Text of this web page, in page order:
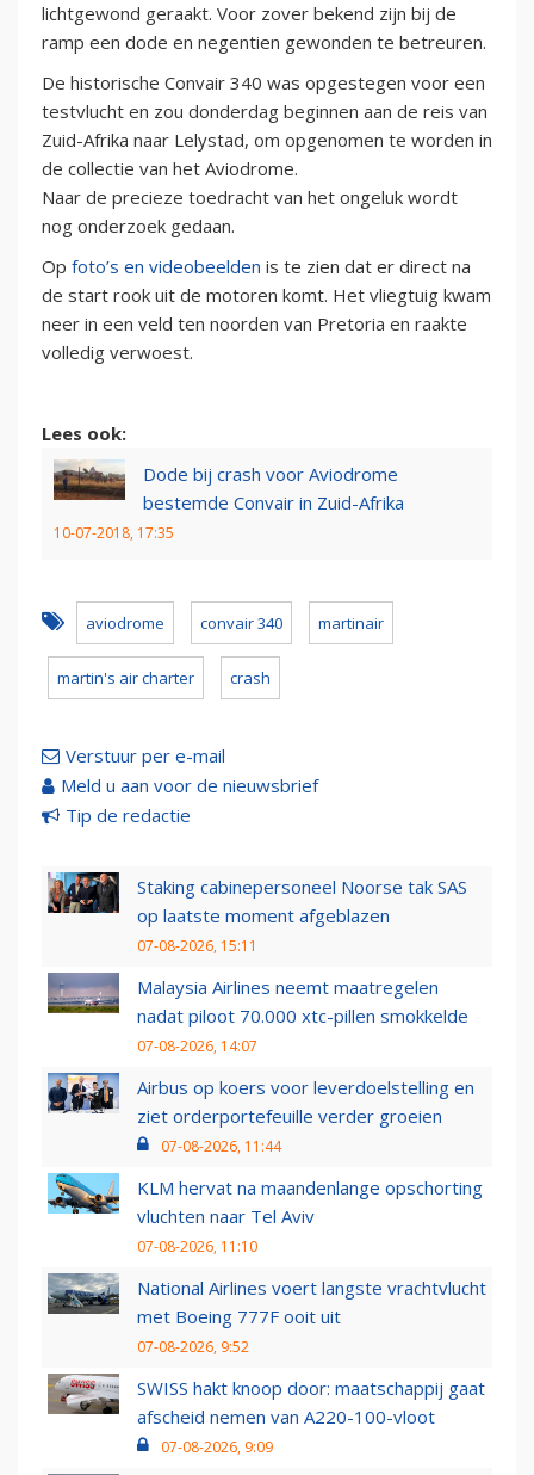
lichtgewond geraakt. Voor zover bekend zijn bij de
ramp een dode en negentien gewonden te betreuren.
De historische Convair 340 was opgestegen voor een
testvlucht en zou donderdag beginnen aan de reis van
Zuid-Afrika naar Lelystad, om opgenomen te worden in
de collectie van het Aviodrome.
Naar de precieze toedracht van het ongeluk wordt
nog onderzoek gedaan.
Op foto’s en videobeelden is te zien dat er direct na
de start rook uit de motoren komt. Het vliegtuig kwam
neer in een veld ten noorden van Pretoria en raakte
volledig verwoest.
Lees ook:
Dode bij crash voor Aviodrome
bestemde Convair in Zuid-Afrika
10-07-2018, 17:35
aviodrome convair 340 martinair
martin's air charter crash
Verstuur per e-mail
Meld u aan voor de nieuwsbrief
Tip de redactie
Staking cabinepersoneel Noorse tak SAS
op laatste moment afgeblazen
07-08-2026, 15:11
Malaysia Airlines neemt maatregelen
nadat piloot 70.000 xtc-pillen smokkelde
07-08-2026, 14:07
Airbus op koers voor leverdoelstelling en
ziet orderportefeuille verder groeien
07-08-2026, 11:44
KLM hervat na maandenlange opschorting
vluchten naar Tel Aviv
07-08-2026, 11:10
National Airlines voert langste vrachtvlucht
met Boeing 777F ooit uit
07-08-2026, 9:52
SWISS hakt knoop door: maatschappij gaat
afscheid nemen van A220-100-vloot
07-08-2026, 9:09